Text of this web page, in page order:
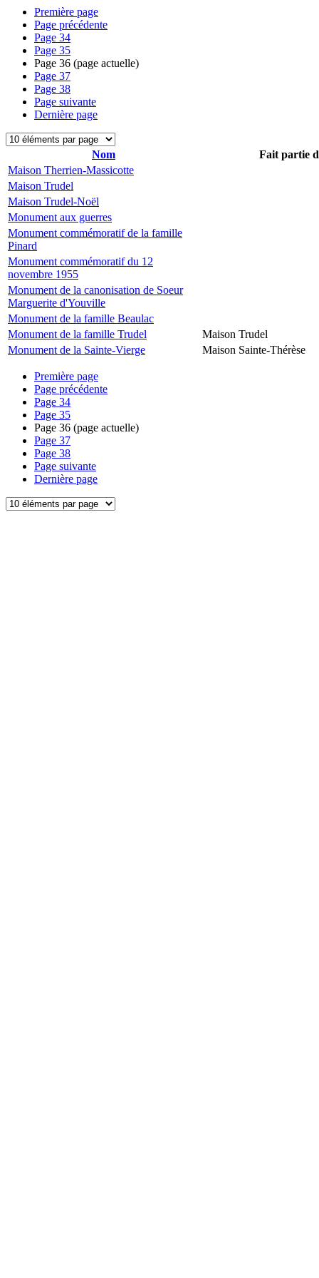
Première page
Page précédente
Page 34
Page 35
Page 36 (page actuelle)
Page 37
Page 38
Page suivante
Dernière page
Nom
Fait partie
Maison Therrien-Massicotte
Maison Trudel
Maison Trudel-Noël
Monument aux guerres
Monument commémoratif de la famille
Pinard
Monument commémoratif du 12
novembre 1955
Monument de la canonisation de Soeur
Marguerite d'Youville
Monument de la famille Beaulac
Monument de la famille Trudel
Maison Trudel
Monument de la Sainte-Vierge
Maison Sainte-Thérèse
Première page
Page précédente
Page 34
Page 35
Page 36 (page actuelle)
Page 37
Page 38
Page suivante
Dernière page